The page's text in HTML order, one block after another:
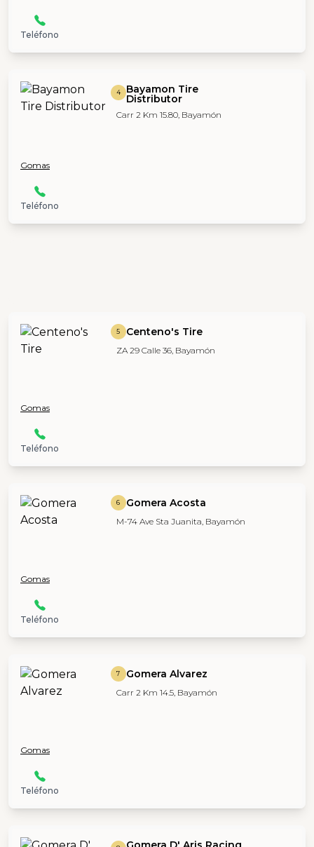
Teléfono
4 Bayamon Tire
Distributor
Carr 2 Km 15.80, Bayamón
Gomas
Teléfono
5 Centeno's Tire
ZA 29 Calle 36, Bayamón
Gomas
Teléfono
6 Gomera Acosta
M-74 Ave Sta Juanita, Bayamón
Gomas
Teléfono
7 Gomera Alvarez
Carr 2 Km 14.5, Bayamón
Gomas
Teléfono